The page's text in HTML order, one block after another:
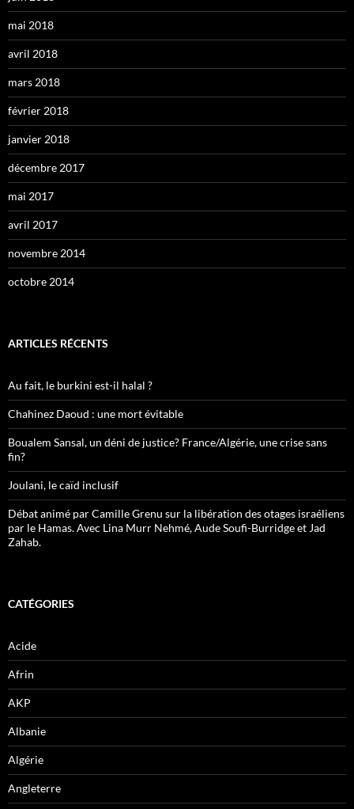
mai 2018
avril 2018
mars 2018
février 2018
janvier 2018
décembre 2017
mai 2017
avril 2017
novembre 2014
octobre 2014
ARTICLES RÉCENTS
Au fait, le burkini est-il halal ?
Chahinez Daoud : une mort évitable
Boualem Sansal, un déni de justice? France/Algérie, une crise sans
fin?
Joulani, le caïd inclusif
Débat animé par Camille Grenu sur la libération des otages israéliens
par le Hamas. Avec Lina Murr Nehmé, Aude Soufi-Burridge et Jad
Zahab.
CATÉGORIES
Acide
Afrin
AKP
Albanie
Algérie
Angleterre